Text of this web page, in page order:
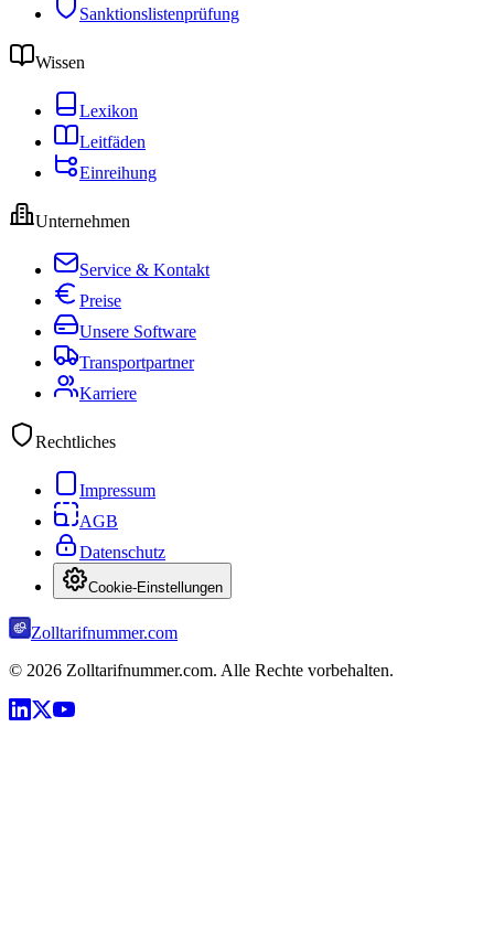
Sanktionslistenprüfung
Wissen
Lexikon
Leitfäden
Einreihung
Unternehmen
Service & Kontakt
Preise
Unsere Software
Transportpartner
Karriere
Rechtliches
Impressum
AGB
Datenschutz
Cookie-Einstellungen
Zolltarifnummer.com
© 2026 Zolltarifnummer.com. Alle Rechte vorbehalten.